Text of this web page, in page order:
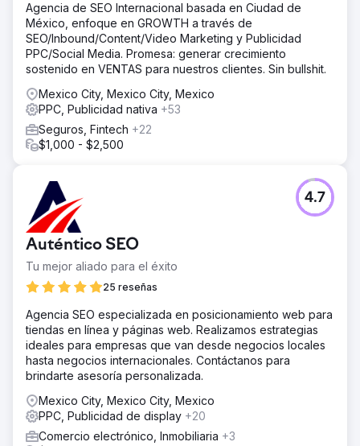
Agencia de SEO Internacional basada en Ciudad de
México, enfoque en GROWTH a través de
SEO/Inbound/Content/Video Marketing y Publicidad
PPC/Social Media. Promesa: generar crecimiento
sostenido en VENTAS para nuestros clientes. Sin bullshit.
Mexico City, Mexico City, Mexico
PPC, Publicidad nativa +53
Seguros, Fintech +22
$1,000 - $2,500
Auténtico SEO
Tu mejor aliado para el éxito
25 reseñas
4.7
Agencia SEO especializada en posicionamiento web para
tiendas en línea y páginas web. Realizamos estrategias
ideales para empresas que van desde negocios locales
hasta negocios internacionales. Contáctanos para
brindarte asesoría personalizada.
Mexico City, Mexico City, Mexico
PPC, Publicidad de display +20
Comercio electrónico, Inmobiliaria +3